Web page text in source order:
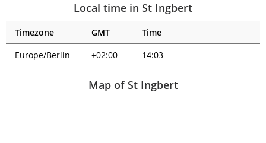
Local time in St Ingbert
Timezone GMT
Time
Europe/Berlin
+02:00 14:03
Map of St Ingbert